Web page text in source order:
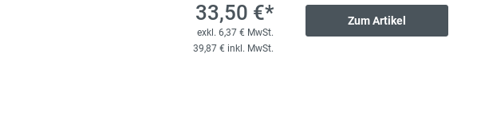
132,00 €*
33,50 €*
exkl. 6,37 € MwSt.
39,87 € inkl. MwSt.
Zum Artikel